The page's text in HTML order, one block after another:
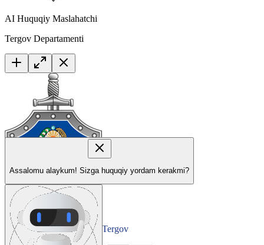
AI Huquqiy Maslahatchi
Tergov Departamenti
Tergov
Departamenti
Assalomu alaykum! Sizga huquqiy yordam kerakmi?